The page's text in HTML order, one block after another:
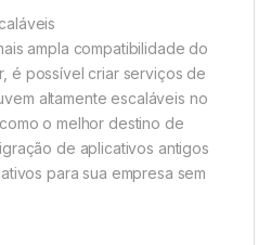
ampla compatibilidade do
é possível criar serviços de
altamente escaláveis ​​no
o melhor destino de
de aplicativos antigos
para sua empresa sem